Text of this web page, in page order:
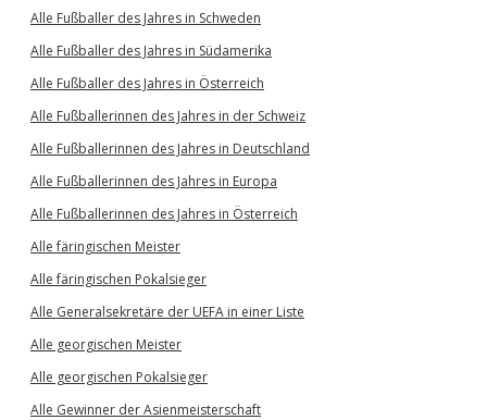
Alle Fußballer des Jahres in Schweden
Alle Fußballer des Jahres in Südamerika
Alle Fußballer des Jahres in Österreich
Alle Fußballerinnen des Jahres in der Schweiz
Alle Fußballerinnen des Jahres in Deutschland
Alle Fußballerinnen des Jahres in Europa
Alle Fußballerinnen des Jahres in Österreich
Alle färingischen Meister
Alle färingischen Pokalsieger
Alle Generalsekretäre der UEFA in einer Liste
Alle georgischen Meister
Alle georgischen Pokalsieger
Alle Gewinner der Asienmeisterschaft